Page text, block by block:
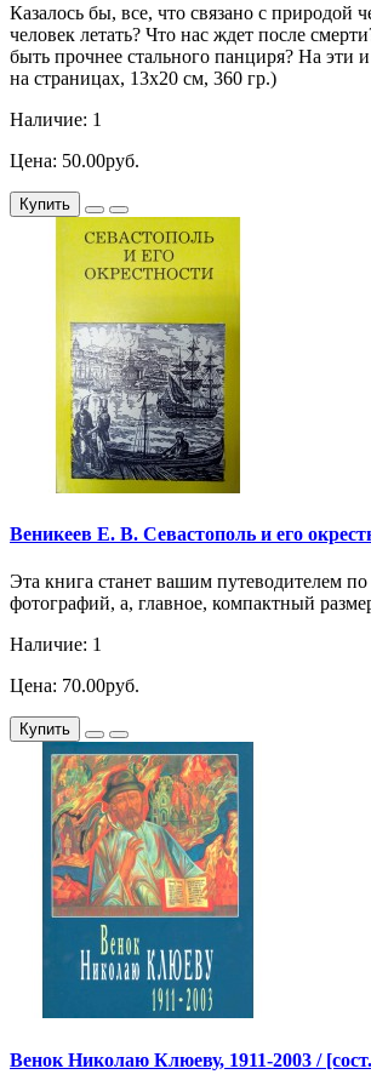
Казалось бы, все, что связано с природой
человек летать? Что нас ждет после
быть прочнее стального панциря? На эти
на страницах, 13х20 см, 360 гр.)
Наличие: 1
Цена: 50.00руб.
Купить
Веникеев Е. В. Севастополь и его
Эта книга станет вашим путеводителем
фотографий, а, главное, компактный
Наличие: 1
Цена: 70.00руб.
Купить
Венок Николаю Клюеву, 1911-2003 /